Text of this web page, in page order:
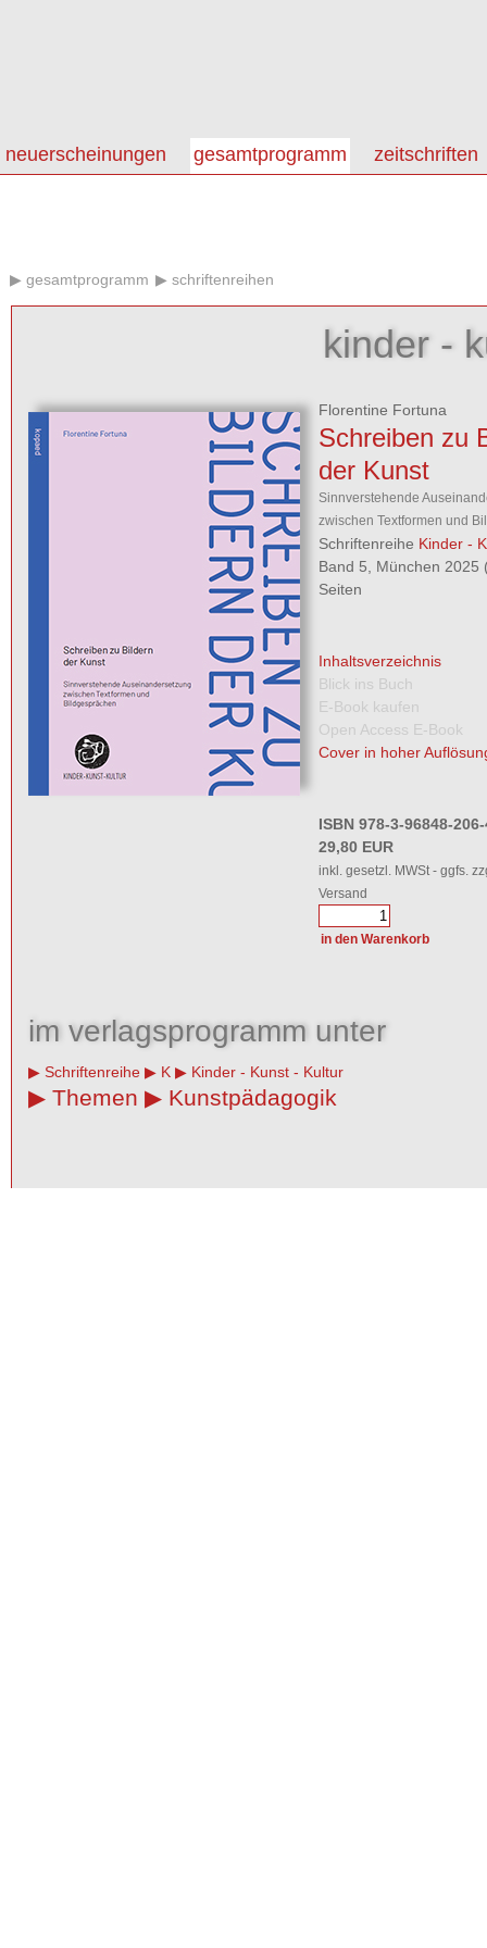
neuerscheinungen gesamtprogramm zeitschriften
gesamtprogramm schriftenreihen
kinder -
Florentine Fortuna
Schreiben zu
der Kunst
Sinnverstehende
zwischen Textformen und
Schriftenreihe Kinder -
Band 5, München 2025
Seiten
Inhaltsverzeichnis
Blick ins Buch
E-Book kaufen
Open Access E-Book
Cover in hoher
ISBN 978-3-96848-
29,80 EUR
inkl. gesetzl. MWSt - ggfs.
Versand
im verlagsprogramm unter
Schriftenreihe K Kinder - Kunst - Kultur
Themen Kunstpädagogik